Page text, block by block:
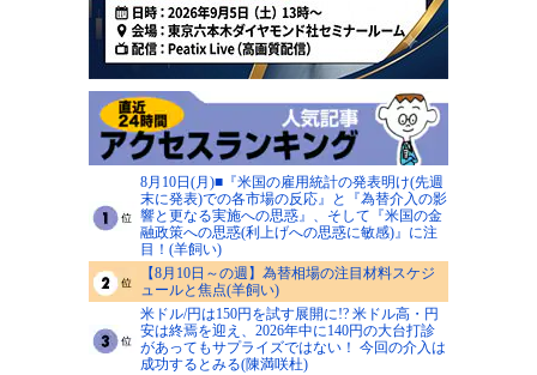
8月10日(月)■『米国の雇用統計の発表明け(先週
末に発表)での各市場の反応』と『為替介入の影
響と更なる実施への思惑』、そして『米国の金
融政策への思惑(利上げへの思惑に敏感)』に注
目！(羊飼い)
【8月10日～の週】為替相場の注目材料スケジ
ュールと焦点(羊飼い)
米ドル/円は150円を試す展開に!? 米ドル高・円
安は終焉を迎え、2026年中に140円の大台打診
があってもサプライズではない！ 今回の介入は
成功するとみる(陳満咲杜)